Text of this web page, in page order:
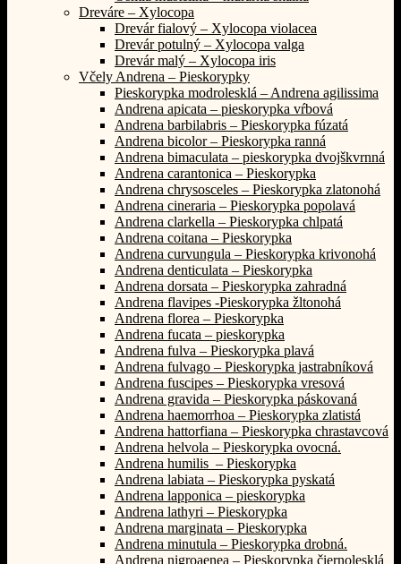
Dreváre – Xylocopa
Drevár fialový – Xylocopa violacea
Drevár potulný – Xylocopa valga
Drevár malý – Xylocopa iris
Včely Andrena – Pieskorypky
Pieskorypka modrolesklá – Andrena agilissima
Andrena apicata – pieskorypka vŕbová
Andrena barbilabris – Pieskorypka fúzatá
Andrena bicolor – Pieskorypka ranná
Andrena bimaculata – pieskorypka dvojškvrnná
Andrena carantonica – Pieskorypka
Andrena chrysosceles – Pieskorypka zlatonohá
Andrena cineraria – Pieskorypka popolavá
Andrena clarkella – Pieskorypka chlpatá
Andrena coitana – Pieskorypka
Andrena curvungula – Pieskorypka krivonohá
Andrena denticulata – Pieskorypka
Andrena dorsata – Pieskorypka zahradná
Andrena flavipes -Pieskorypka žltonohá
Andrena florea – Pieskorypka
Andrena fucata – pieskorypka
Andrena fulva – Pieskorypka plavá
Andrena fulvago – Pieskorypka jastrabníková
Andrena fuscipes – Pieskorypka vresová
Andrena gravida – Pieskorypka páskovaná
Andrena haemorrhoa – Pieskorypka zlatistá
Andrena hattorfiana – Pieskorypka chrastavcová
Andrena helvola – Pieskorypka ovocná.
Andrena humilis – Pieskorypka
Andrena labiata – Pieskorypka pyskatá
Andrena lapponica – pieskorypka
Andrena lathyri – Pieskorypka
Andrena marginata – Pieskorypka
Andrena minutula – Pieskorypka drobná.
Andrena nigroaenea – Pieskorypka čiernolesklá